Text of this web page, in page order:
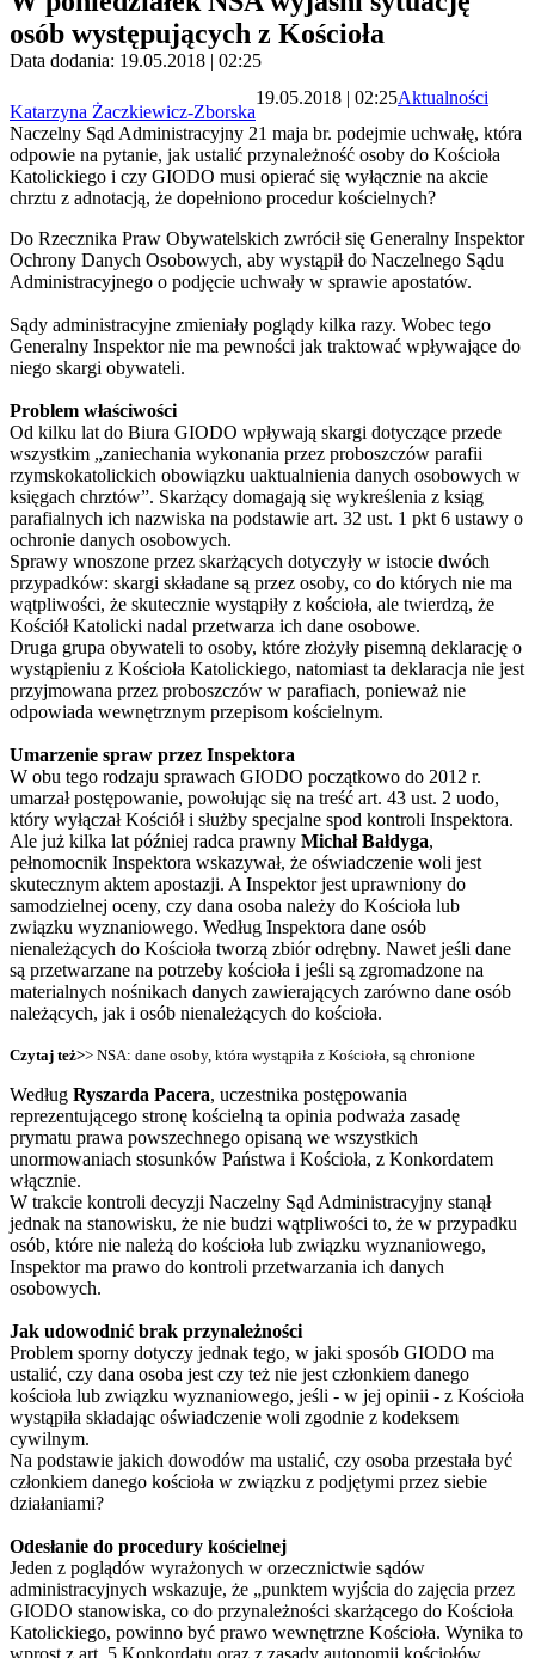
osób występujących z Kościoła
Data dodania: 19.05.2018 | 02:25
Katarzyna Żaczkiewicz-Zborska
19.05.2018 | 02:25Aktualności
Naczelny Sąd Administracyjny 21 maja br. podejmie uchwałę, która
odpowie na pytanie, jak ustalić przynależność osoby do Kościoła
Katolickiego i czy GIODO musi opierać się wyłącznie na akcie
chrztu z adnotacją, że dopełniono procedur kościelnych?
Do Rzecznika Praw Obywatelskich zwrócił się Generalny Inspektor
Ochrony Danych Osobowych, aby wystąpił do Naczelnego Sądu
Administracyjnego o podjęcie uchwały w sprawie apostatów.
Sądy administracyjne zmieniały poglądy kilka razy. Wobec tego
Generalny Inspektor nie ma pewności jak traktować wpływające do
niego skargi obywateli.
Problem właściwości
Od kilku lat do Biura GIODO wpływają skargi dotyczące przede
wszystkim „zaniechania wykonania przez proboszczów parafii
rzymskokatolickich obowiązku uaktualnienia danych osobowych w
księgach chrztów”. Skarżący domagają się wykreślenia z ksiąg
parafialnych ich nazwiska na podstawie art. 32 ust. 1 pkt 6 ustawy o
ochronie danych osobowych.
Sprawy wnoszone przez skarżących dotyczyły w istocie dwóch
przypadków: skargi składane są przez osoby, co do których nie ma
wątpliwości, że skutecznie wystąpiły z kościoła, ale twierdzą, że
Kościół Katolicki nadal przetwarza ich dane osobowe.
Druga grupa obywateli to osoby, które złożyły pisemną deklarację o
wystąpieniu z Kościoła Katolickiego, natomiast ta deklaracja nie jest
przyjmowana przez proboszczów w parafiach, ponieważ nie
odpowiada wewnętrznym przepisom kościelnym.
Umarzenie spraw przez Inspektora
W obu tego rodzaju sprawach GIODO początkowo do 2012 r.
umarzał postępowanie, powołując się na treść art. 43 ust. 2 uodo,
który wyłączał Kościół i służby specjalne spod kontroli Inspektora.
Ale już kilka lat później radca prawny Michał Bałdyga,
pełnomocnik Inspektora wskazywał, że oświadczenie woli jest
skutecznym aktem apostazji. A Inspektor jest uprawniony do
samodzielnej oceny, czy dana osoba należy do Kościoła lub
związku wyznaniowego. Według Inspektora dane osób
nienależących do Kościoła tworzą zbiór odrębny. Nawet jeśli dane
są przetwarzane na potrzeby kościoła i jeśli są zgromadzone na
materialnych nośnikach danych zawierających zarówno dane osób
należących, jak i osób nienależących do kościoła.
Czytaj też>> NSA: dane osoby, która wystąpiła z Kościoła, są chronione
Według Ryszarda Pacera, uczestnika postępowania
reprezentującego stronę kościelną ta opinia podważa zasadę
prymatu prawa powszechnego opisaną we wszystkich
unormowaniach stosunków Państwa i Kościoła, z Konkordatem
włącznie.
W trakcie kontroli decyzji Naczelny Sąd Administracyjny stanął
jednak na stanowisku, że nie budzi wątpliwości to, że w przypadku
osób, które nie należą do kościoła lub związku wyznaniowego,
Inspektor ma prawo do kontroli przetwarzania ich danych
osobowych.
Jak udowodnić brak przynależności
Problem sporny dotyczy jednak tego, w jaki sposób GIODO ma
ustalić, czy dana osoba jest czy też nie jest członkiem danego
kościoła lub związku wyznaniowego, jeśli - w jej opinii - z Kościoła
wystąpiła składając oświadczenie woli zgodnie z kodeksem
cywilnym.
Na podstawie jakich dowodów ma ustalić, czy osoba przestała być
członkiem danego kościoła w związku z podjętymi przez siebie
działaniami?
Odesłanie do procedury kościelnej
Jeden z poglądów wyrażonych w orzecznictwie sądów
administracyjnych wskazuje, że „punktem wyjścia do zajęcia przez
GIODO stanowiska, co do przynależności skarżącego do Kościoła
Katolickiego, powinno być prawo wewnętrzne Kościoła. Wynika to